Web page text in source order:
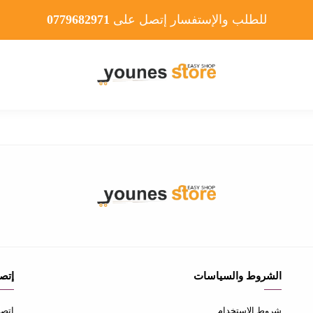
للطلب والإستفسار إتصل على 0779682971
الشروط والسياسات
شروط الاستخدام